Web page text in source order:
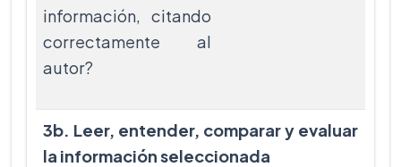
información, citando
correctamente al
autor?
3b. Leer, entender, comparar y evaluar
la información seleccionada